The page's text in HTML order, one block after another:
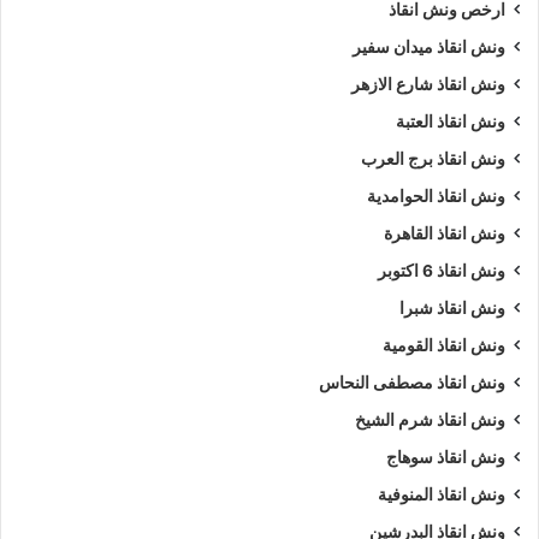
ارخص ونش انقاذ
ونش انقاذ ميدان سفير
ونش انقاذ شارع الازهر
ونش انقاذ العتبة
ونش انقاذ برج العرب
ونش انقاذ الحوامدية
ونش انقاذ القاهرة
ونش انقاذ 6 اكتوبر
ونش انقاذ شبرا
ونش انقاذ القومية
ونش انقاذ مصطفى النحاس
ونش انقاذ شرم الشيخ
ونش انقاذ سوهاج
ونش انقاذ المنوفية
ونش انقاذ البدرشين